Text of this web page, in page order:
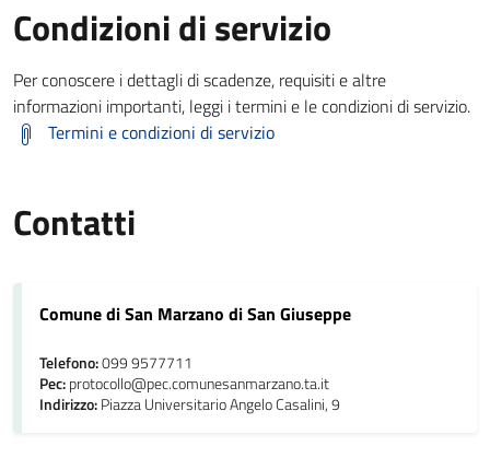
Condizioni di servizio
Per conoscere i dettagli di scadenze, requisiti e altre
informazioni importanti, leggi i termini e le condizioni di servizio.
Termini e condizioni di servizio
Contatti
Comune di San Marzano di San Giuseppe
Telefono:099 9577711
Pec:protocollo@pec.comunesanmarzano.ta.it
Indirizzo:Piazza Universitario Angelo Casalini, 9